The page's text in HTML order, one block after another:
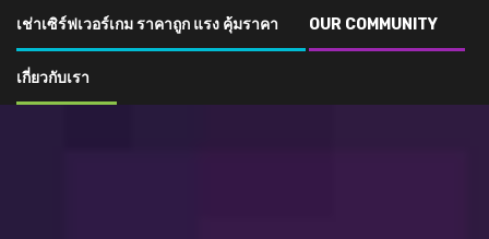
เช่าเซิร์ฟเวอร์เกม ราคาถูก แรง คุ้มราคา OUR COMMUNITY
เกี่ยวกับเรา